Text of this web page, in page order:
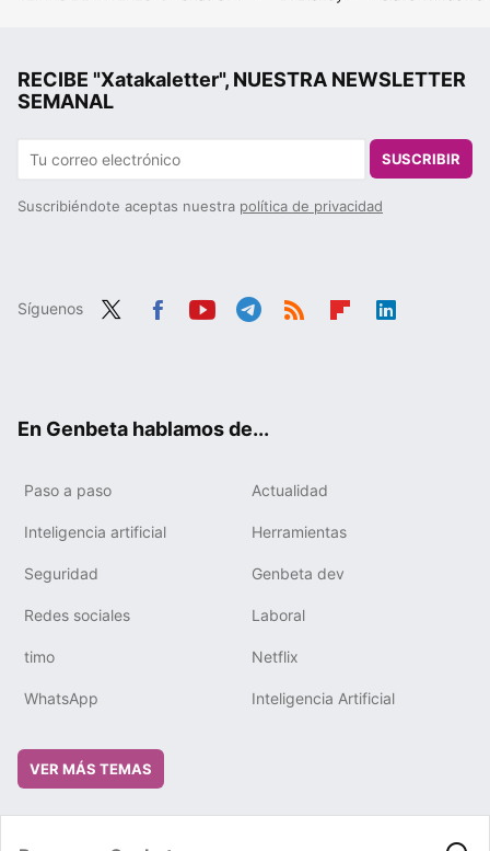
RECIBE "Xatakaletter", NUESTRA NEWSLETTER
SEMANAL
SUSCRIBIR
Suscribiéndote aceptas nuestra política de privacidad
Síguenos
En Genbeta hablamos de...
Paso a paso Actualidad
Inteligencia artificial Herramientas
Seguridad Genbeta dev
Redes sociales Laboral
timo Netflix
WhatsApp Inteligencia Artificial
VER MÁS TEMAS